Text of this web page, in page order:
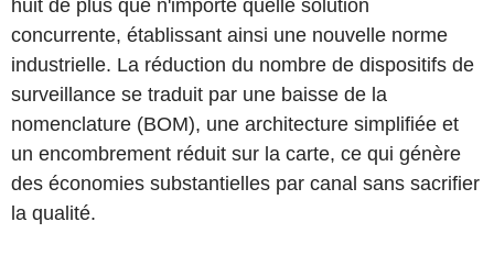
huit de plus que n'importe quelle solution
concurrente, établissant ainsi une nouvelle norme
industrielle. La réduction du nombre de dispositifs de
surveillance se traduit par une baisse de la
nomenclature (BOM), une architecture simplifiée et
un encombrement réduit sur la carte, ce qui génère
des économies substantielles par canal sans sacrifier
la qualité.